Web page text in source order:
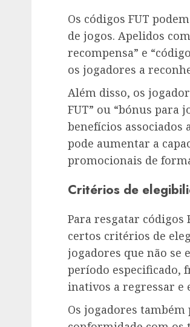
Os códigos FUT
de jogos. Apelidos
recompensa” e
os jogadores a
Além disso, os
FUT” ou “bónus para
benefícios
pode aumentar a
promocionais de
Critérios de
Para resgatar
certos critérios de
jogadores que não se
período especificado,
inativos a regressar e
Os jogadores